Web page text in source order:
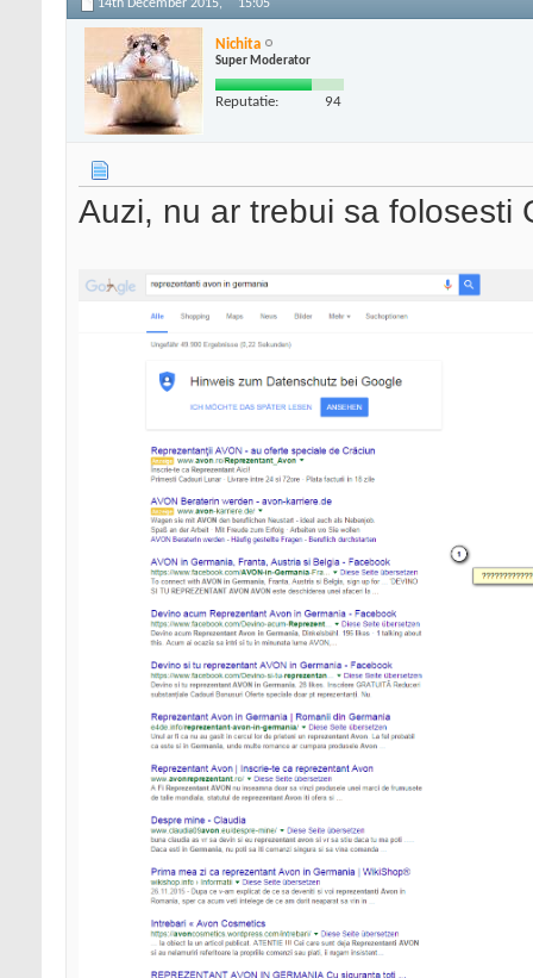
14th December 2015, 15:05
Nichita
Super Moderator
Reputatie: 94
Auzi, nu ar trebui sa